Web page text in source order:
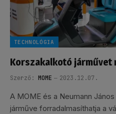
TECHNOLÓGIA
Korszakalkotó járművet
Szerző: MOME 2023.12.07.
A MOME és a Neumann
járműve forradalmasíthatja a